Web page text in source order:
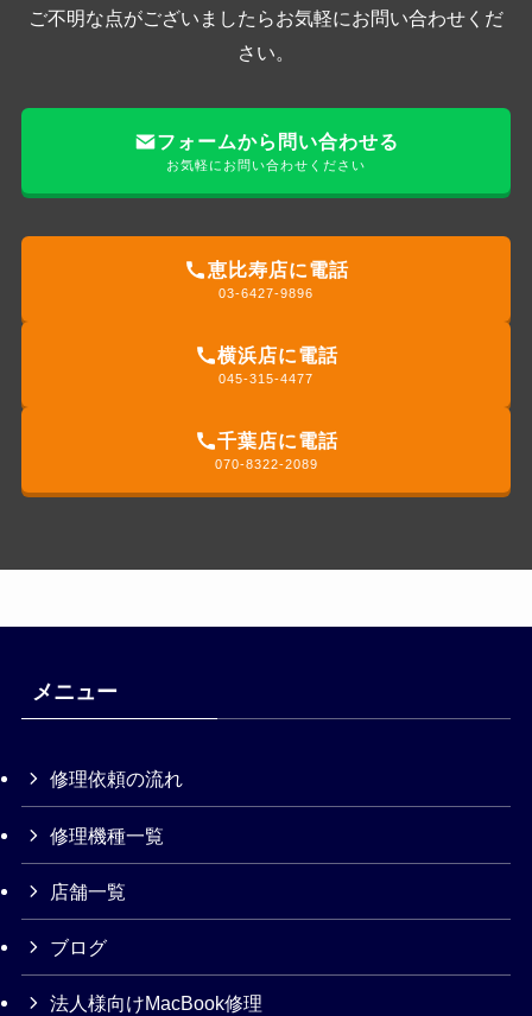
ご不明な点がございましたらお気軽にお問い合わせくだ
さい。
フォームから問い合わせる
お気軽にお問い合わせください
恵比寿店に電話
03-6427-9896
横浜店に電話
045-315-4477
千葉店に電話
070-8322-2089
メニュー
修理依頼の流れ
修理機種一覧
店舗一覧
ブログ
法人様向けMacBook修理